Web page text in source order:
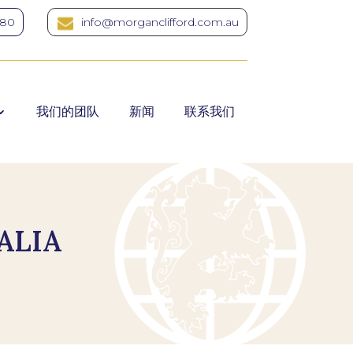
info@morganclifford.com.au
我们的团队 新闻 联系我们